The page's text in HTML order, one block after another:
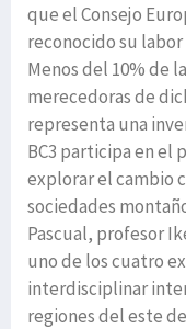
que el Consejo
reconocido su
Menos del 10% de
merecedoras de
representa una
BC3 participa en el
explorar el cambio
sociedades
Pascual, profesor
uno de los cuatro
interdisciplinar
regiones del este